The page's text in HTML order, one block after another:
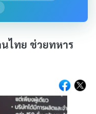
นไทย ช่วยทหาร